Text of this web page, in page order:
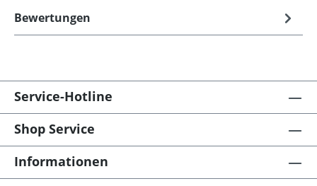
Bewertungen
Service-Hotline
Shop Service
Informationen